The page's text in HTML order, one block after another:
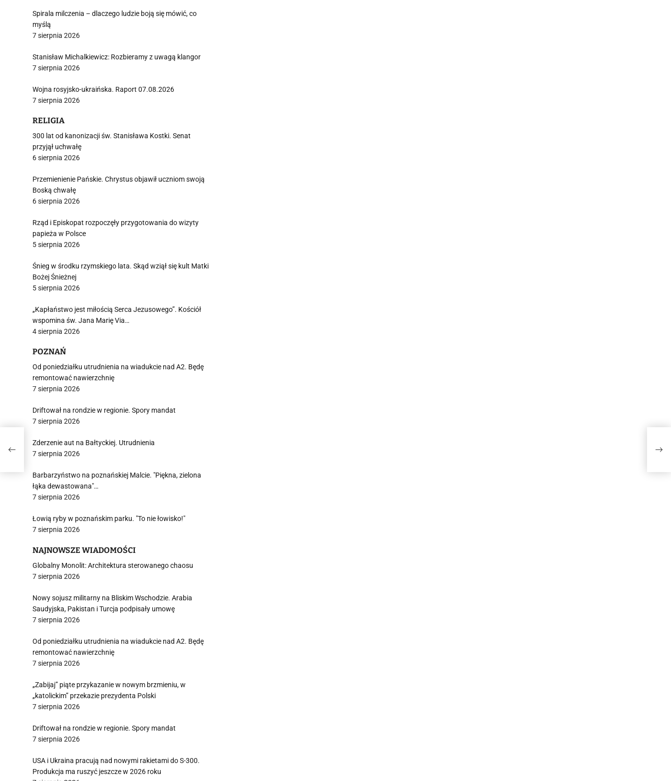
Spirala milczenia – dlaczego ludzie boją się mówić, co
myślą
7 sierpnia 2026
Stanisław Michalkiewicz: Rozbieramy z uwagą klangor
7 sierpnia 2026
Wojna rosyjsko-ukraińska. Raport 07.08.2026
7 sierpnia 2026
RELIGIA
300 lat od kanonizacji św. Stanisława Kostki. Senat
przyjął uchwałę
6 sierpnia 2026
Przemienienie Pańskie. Chrystus objawił uczniom swoją
Boską chwałę
6 sierpnia 2026
Rząd i Episkopat rozpoczęły przygotowania do wizyty
papieża w Polsce
5 sierpnia 2026
Śnieg w środku rzymskiego lata. Skąd wziął się kult Matki
Bożej Śnieżnej
5 sierpnia 2026
„Kapłaństwo jest miłością Serca Jezusowego”. Kościół
wspomina św. Jana Marię Via…
4 sierpnia 2026
POZNAŃ
Od poniedziałku utrudnienia na wiadukcie nad A2. Będę
remontować nawierzchnię
7 sierpnia 2026
Driftował na rondzie w regionie. Spory mandat
7 sierpnia 2026
Zderzenie aut na Bałtyckiej. Utrudnienia
7 sierpnia 2026
Barbarzyństwo na poznańskiej Malcie. "Piękna, zielona
łąka dewastowana"…
7 sierpnia 2026
Łowią ryby w poznańskim parku. "To nie łowisko!"
7 sierpnia 2026
NAJNOWSZE WIADOMOŚCI
Globalny Monolit: Architektura sterowanego chaosu
7 sierpnia 2026
Nowy sojusz militarny na Bliskim Wschodzie. Arabia
Saudyjska, Pakistan i Turcja podpisały umowę
7 sierpnia 2026
Od poniedziałku utrudnienia na wiadukcie nad A2. Będę
remontować nawierzchnię
7 sierpnia 2026
„Zabijaj” piąte przykazanie w nowym brzmieniu, w
„katolickim” przekazie prezydenta Polski
7 sierpnia 2026
Driftował na rondzie w regionie. Spory mandat
7 sierpnia 2026
USA i Ukraina pracują nad nowymi rakietami do S-300.
Produkcja ma ruszyć jeszcze w 2026 roku